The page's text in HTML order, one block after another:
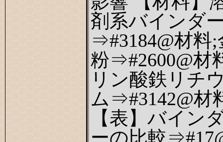
剤系バインダ
⇒#3184@材料;
粉⇒#2600@材
リン酸鉄リチ
ム⇒#3142@材
【表】バイン
ーの比較